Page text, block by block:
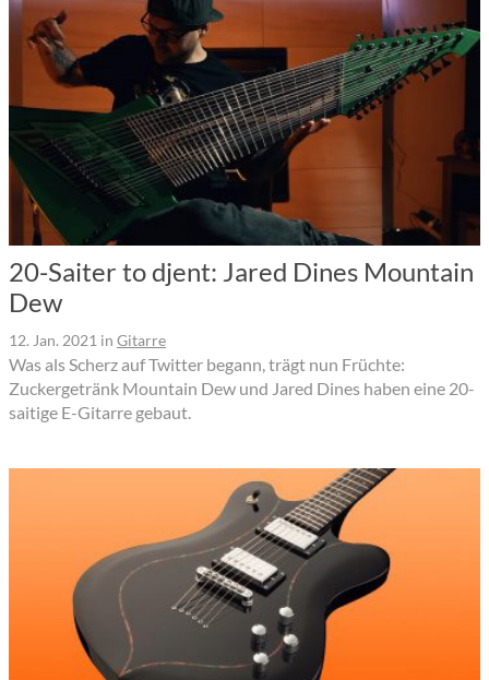
20-Saiter to djent: Jared Dines Mountain
Dew
12. Jan. 2021 in Gitarre
Was als Scherz auf Twitter begann, trägt nun Früchte:
Zuckergetränk Mountain Dew und Jared Dines haben eine 20-
saitige E-Gitarre gebaut.